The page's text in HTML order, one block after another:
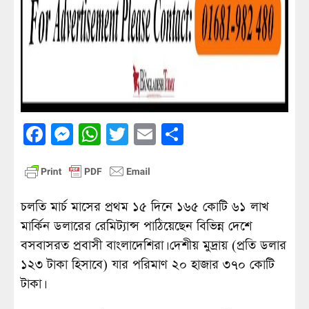
Facebook
Messenger
WhatsApp
Twitter
Email
চলতি মার্চ মাসের প্রথম ১৫ দিনে ১৬৫ কো‌টি ৬১ লাখ
মার্কিন ডলারের রেমিট্যান্স পাঠিয়েছেন বিভিন্ন দেশে
বসবাসরত প্রবাসী বাংলাদেশিরা। দেশীয় মুদ্রায় (প্রতি ডলার
১২৩ টাকা হিসাবে) যার পরিমাণ ২০ হাজার ৩৭০ কোটি
টাকা।